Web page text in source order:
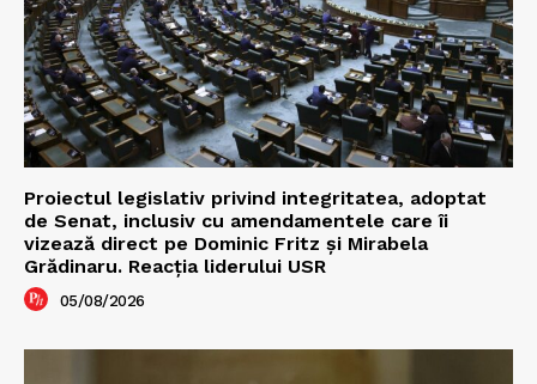
Proiectul legislativ privind integritatea, adoptat
de Senat, inclusiv cu amendamentele care îi
vizează direct pe Dominic Fritz și Mirabela
Grădinaru. Reacția liderului USR
05/08/2026